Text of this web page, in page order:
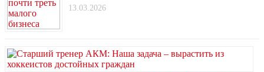
13.03.2026